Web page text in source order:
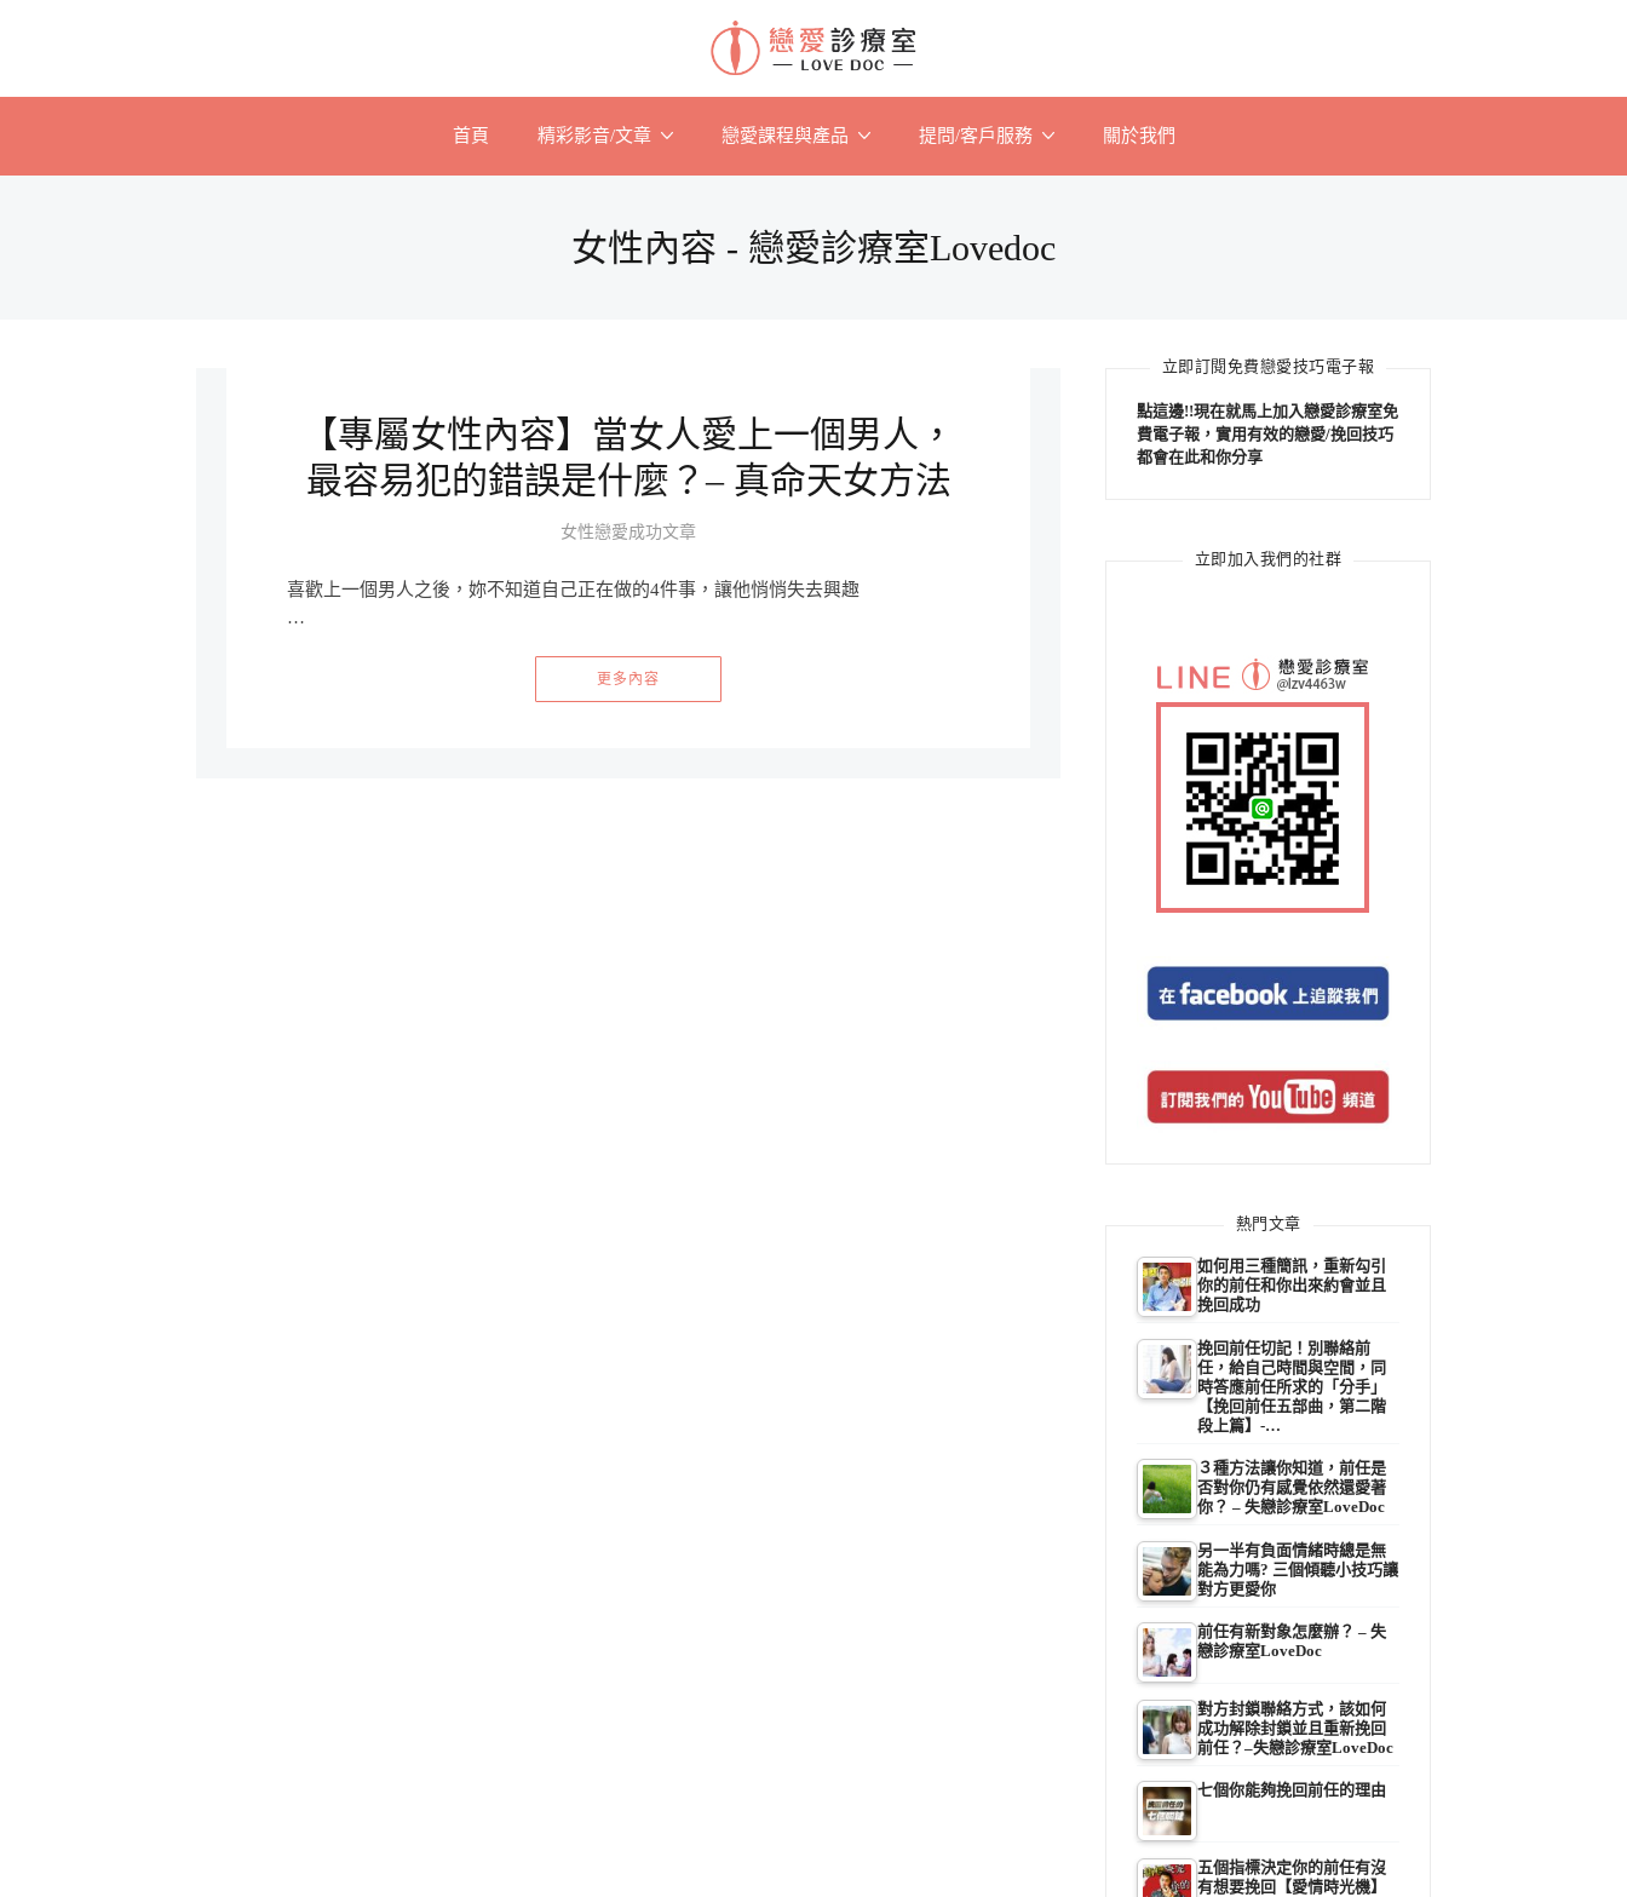
首頁 精彩影音/文章 戀愛課程與產品 提問/客戶服務 關於我們
女性內容 - 戀愛診療室Lovedoc
【專屬女性內容】當女人愛上一個男人，
最容易犯的錯誤是什麼？– 真命天女方法
女性戀愛成功文章
喜歡上一個男人之後，妳不知道自己正在做的4件事，讓他悄悄失去興趣
…
更多內容
立即訂閱免費戀愛技巧電子報
點這邊!!現在就馬上加入戀愛診療室免
費電子報，實用有效的戀愛/挽回技巧
都會在此和你分享
立即加入我們的社群
熱門文章
如何用三種簡訊，重新勾引
你的前任和你出來約會並且
挽回成功
挽回前任切記！別聯絡前
任，給自己時間與空間，同
時答應前任所求的「分手」
【挽回前任五部曲，第二階
段上篇】-…
３種方法讓你知道，前任是
否對你仍有感覺依然還愛著
你？ – 失戀診療室LoveDoc
另一半有負面情緒時總是無
能為力嗎? 三個傾聽小技巧讓
對方更愛你
前任有新對象怎麼辦？ – 失
戀診療室LoveDoc
對方封鎖聯絡方式，該如何
成功解除封鎖並且重新挽回
前任？–失戀診療室LoveDoc
七個你能夠挽回前任的理由
五個指標決定你的前任有沒
有想要挽回【愛情時光機】